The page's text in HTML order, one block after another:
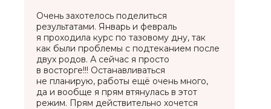
Очень захотелось поделиться
результатами. Январь и февраль
я проходила курс по тазовому дну, так
как были проблемы с подтеканием после
двух родов. А сейчас я просто
в восторге!!! Останавливаться
не планирую, работы ещё очень много,
да и вообще я прям втянулась в этот
режим. Прям действительно хочется